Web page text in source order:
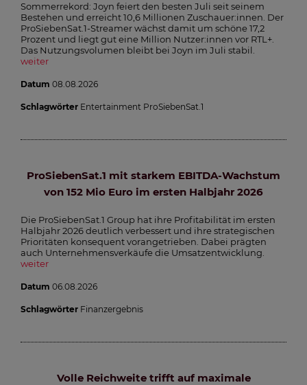
Sommerrekord: Joyn feiert den besten Juli seit seinem
Bestehen und erreicht 10,6 Millionen Zuschauer:innen. Der
ProSiebenSat.1-Streamer wächst damit um schöne 17,2
Prozent und liegt gut eine Million Nutzer:innen vor RTL+.
Das Nutzungsvolumen bleibt bei Joyn im Juli stabil.
weiter
Datum 08.08.2026
Schlagwörter Entertainment ProSiebenSat.1
ProSiebenSat.1 mit starkem EBITDA-Wachstum
von 152 Mio Euro im ersten Halbjahr 2026
Die ProSiebenSat.1 Group hat ihre Profitabilität im ersten
Halbjahr 2026 deutlich verbessert und ihre strategischen
Prioritäten konsequent vorangetrieben. Dabei prägten
auch Unternehmensverkäufe die Umsatzentwicklung.
weiter
Datum 06.08.2026
Schlagwörter Finanzergebnis
Volle Reichweite trifft auf maximale